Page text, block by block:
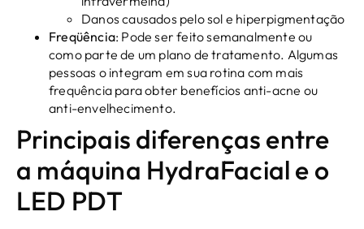
Danos causados ​​pelo sol e hiperpigmentação
Freqüência: Pode ser feito semanalmente ou
como parte de um plano de tratamento. Algumas
pessoas o integram em sua rotina com mais
frequência para obter benefícios anti-acne ou
anti-envelhecimento.
Principais diferenças entre
a máquina HydraFacial e o
LED PDT